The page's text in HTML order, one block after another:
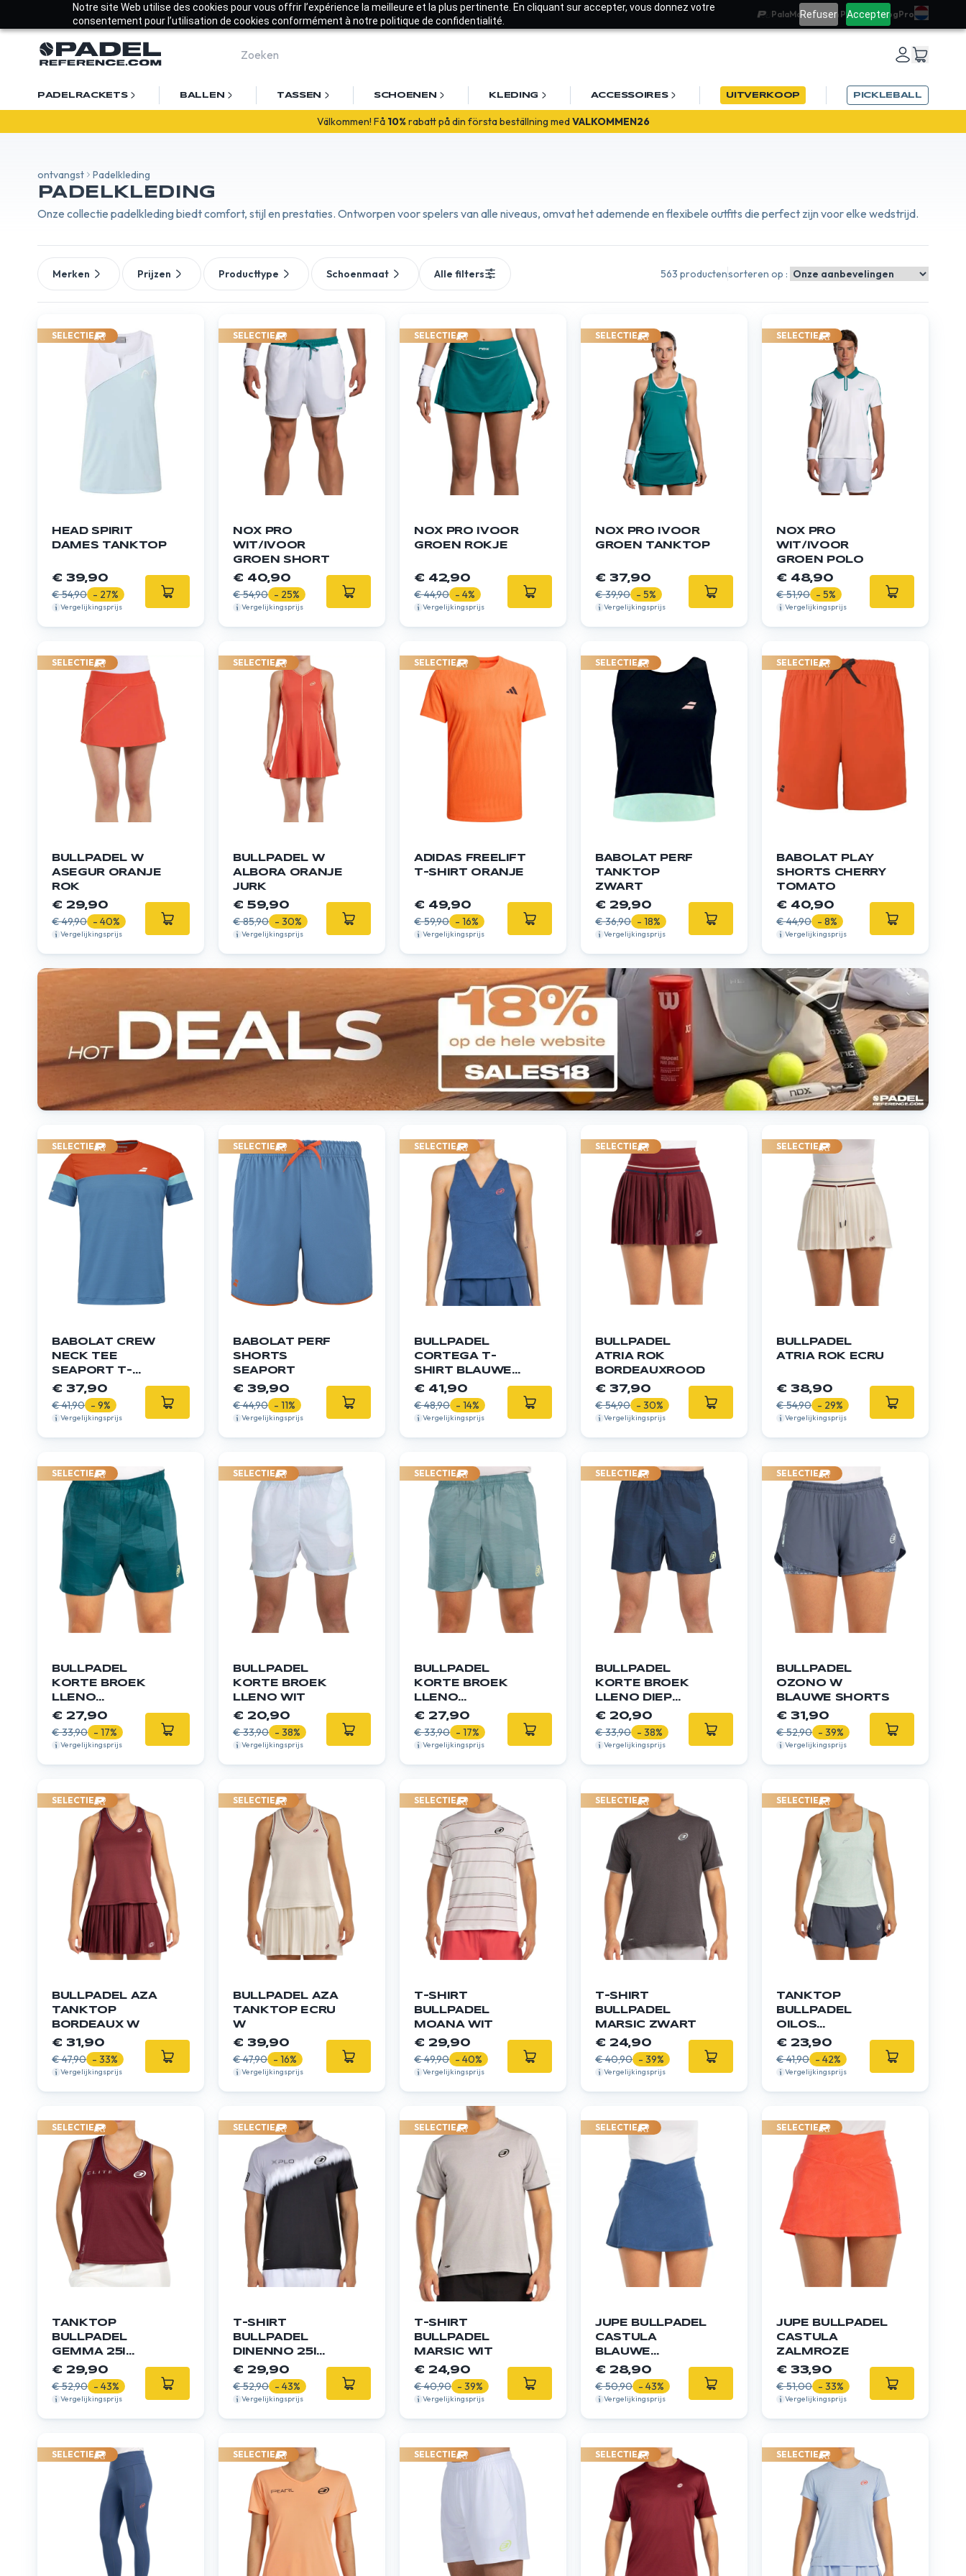
Notre site Web utilise des cookies pour vous offrir l’expérience la meilleure et la plus pertinente. En cliquant sur accepter, vous donnez votre
consentement pour l’utilisation de cookies conformément à notre politique de confidentialité.
Refuser Accepter
PalaMatchTeam PadelRefBlogPro
PADELRACKETS BALLEN TASSEN SCHOENEN KLEDING ACCESSOIRES UITVERKOOP PICKLEBALL
Välkommen! Få 10%rabatt på din första beställning medVALKOMMEN26
ontvangst Padelkleding
PADELKLEDING
Onze collectie padelkleding biedt comfort, stijl en prestaties. Ontworpen voor spelers van alle niveaus, omvat het ademende en flexibele outfits die perfect zijn voor elke wedstrijd.
SELECTIE
HEAD SPIRIT
DAMES TANKTOP
€ 39,90
€ 54,90 - 27%
Vergelijkingsprijs
SELECTIE
NOX PRO
WIT/IVOOR
GROEN SHORT
€ 40,90
€ 54,90 - 25%
Vergelijkingsprijs
SELECTIE
NOX PRO IVOOR
GROEN ROKJE
€ 42,90
€ 44,90 - 4%
Vergelijkingsprijs
SELECTIE
NOX PRO IVOOR
GROEN TANKTOP
€ 37,90
€ 39,90 - 5%
Vergelijkingsprijs
SELECTIE
NOX PRO
WIT/IVOOR
GROEN POLO
€ 48,90
€ 51,90 - 5%
Vergelijkingsprijs
SELECTIE
BULLPADEL W
ASEGUR ORANJE
ROK
€ 29,90
€ 49,90 - 40%
Vergelijkingsprijs
SELECTIE
BULLPADEL W
ALBORA ORANJE
JURK
€ 59,90
€ 85,90 - 30%
Vergelijkingsprijs
SELECTIE
ADIDAS FREELIFT
T-SHIRT ORANJE
€ 49,90
€ 59,90 - 16%
Vergelijkingsprijs
SELECTIE
BABOLAT PERF
TANKTOP
ZWART
€ 29,90
€ 36,90 - 18%
Vergelijkingsprijs
SELECTIE
BABOLAT PLAY
SHORTS CHERRY
TOMATO
€ 40,90
€ 44,90 - 8%
Vergelijkingsprijs
SELECTIE
BABOLAT CREW
NECK TEE
SEAPORT T-
SHIRT
€ 37,90
€ 41,90 - 9%
Vergelijkingsprijs
SELECTIE
BABOLAT PERF
SHORTS
SEAPORT
€ 39,90
€ 44,90 - 11%
Vergelijkingsprijs
SELECTIE
BULLPADEL
CORTEGA T-
SHIRT BLAUWE
SCHADUW
€ 41,90
€ 48,90 - 14%
Vergelijkingsprijs
SELECTIE
BULLPADEL
ATRIA ROK
BORDEAUXROOD
€ 37,90
€ 54,90 - 30%
Vergelijkingsprijs
SELECTIE
BULLPADEL
ATRIA ROK ECRU
€ 38,90
€ 54,90 - 29%
Vergelijkingsprijs
SELECTIE
BULLPADEL
KORTE BROEK
LLENO
DONKERGROEN
€ 27,90
€ 33,90 - 17%
Vergelijkingsprijs
SELECTIE
BULLPADEL
KORTE BROEK
LLENO WIT
€ 20,90
€ 33,90 - 38%
Vergelijkingsprijs
SELECTIE
BULLPADEL
KORTE BROEK
LLENO
BLAUWGROEN
€ 27,90
€ 33,90 - 17%
Vergelijkingsprijs
SELECTIE
BULLPADEL
KORTE BROEK
LLENO DIEP
OCEAAN
€ 20,90
€ 33,90 - 38%
Vergelijkingsprijs
SELECTIE
BULLPADEL
OZONO W
BLAUWE SHORTS
€ 31,90
€ 52,90 - 39%
Vergelijkingsprijs
SELECTIE
BULLPADEL AZA
TANKTOP
BORDEAUX W
€ 31,90
€ 47,90 - 33%
Vergelijkingsprijs
SELECTIE
BULLPADEL AZA
TANKTOP ECRU
W
€ 39,90
€ 47,90 - 16%
Vergelijkingsprijs
SELECTIE
T-SHIRT
BULLPADEL
MOANA WIT
€ 29,90
€ 49,90 - 40%
Vergelijkingsprijs
SELECTIE
T-SHIRT
BULLPADEL
MARSIC ZWART
€ 24,90
€ 40,90 - 39%
Vergelijkingsprijs
SELECTIE
TANKTOP
BULLPADEL
OILOS
HEMELSBLAUW
€ 23,90
€ 41,90 - 42%
Vergelijkingsprijs
SELECTIE
TANKTOP
BULLPADEL
GEMMA 25I
BORDEAUXROT
€ 29,90
€ 52,90 - 43%
Vergelijkingsprijs
SELECTIE
T-SHIRT
BULLPADEL
DINENNO 25I
ZWART
€ 29,90
€ 52,90 - 43%
Vergelijkingsprijs
SELECTIE
T-SHIRT
BULLPADEL
MARSIC WIT
€ 24,90
€ 40,90 - 39%
Vergelijkingsprijs
SELECTIE
JUPE BULLPADEL
CASTULA
BLAUWE
SCHADUW
€ 28,90
€ 50,90 - 43%
Vergelijkingsprijs
SELECTIE
JUPE BULLPADEL
CASTULA
ZALMROZE
€ 33,90
€ 51,00 - 33%
Vergelijkingsprijs
SELECTIE SELECTIE SELECTIE SELECTIE SELECTIE
Merken Prijzen Producttype Schoenmaat Alle filters 563 productensorteren op :